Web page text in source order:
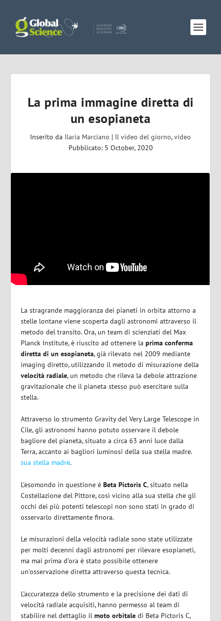
La prima immagine diretta di
un esopianeta
Inserito da Ilaria Marciano | Il video del giorno,video
Pubblicato: 5 October, 2020
La stragrande maggioranza dei pianeti in orbita attorno a
stelle lontane viene scoperta dagli astronomi attraverso il
metodo del transito. Ora, un team di scienziati del Max
Planck Institute, è riuscito ad ottenere la prima conferma
diretta di un esopianeta, già rilevato nel 2009 mediante
imaging diretto, utilizzando il metodo di misurazione della
velocità radiale, un metodo che rileva la debole attrazione
gravitazionale che il pianeta stesso può esercitare sulla
stella.
Attraverso lo strumento Gravity del Very Large Telescope in
Cile, gli astronomi hanno potuto osservare il debole
bagliore del pianeta, situato a circa 63 anni luce dalla
Terra, accanto ai bagliori luminosi della sua stella madre.
sua stella madre.
L’esomondo in questione èBeta Pictoris C, situato nella
Costellazione del Pittore, così vicino alla sua stella che gli
occhi dei più potenti telescopi non sono stati in grado di
osservarlo direttamente finora.
Le misurazioni della velocità radiale sono state utilizzate
per molti decenni dagli astronomi per rilevare esopianeti,
ma mai prima d’ora è stato possibile ottenere
un’osservazione diretta attraverso questa tecnica.
L’accuratezza dello strumento e la precisione dei dati di
velocità radiale acquisiti, hanno permesso al team di
stabilire nel dettaglio ilmoto orbitale di Beta Pictoris C,